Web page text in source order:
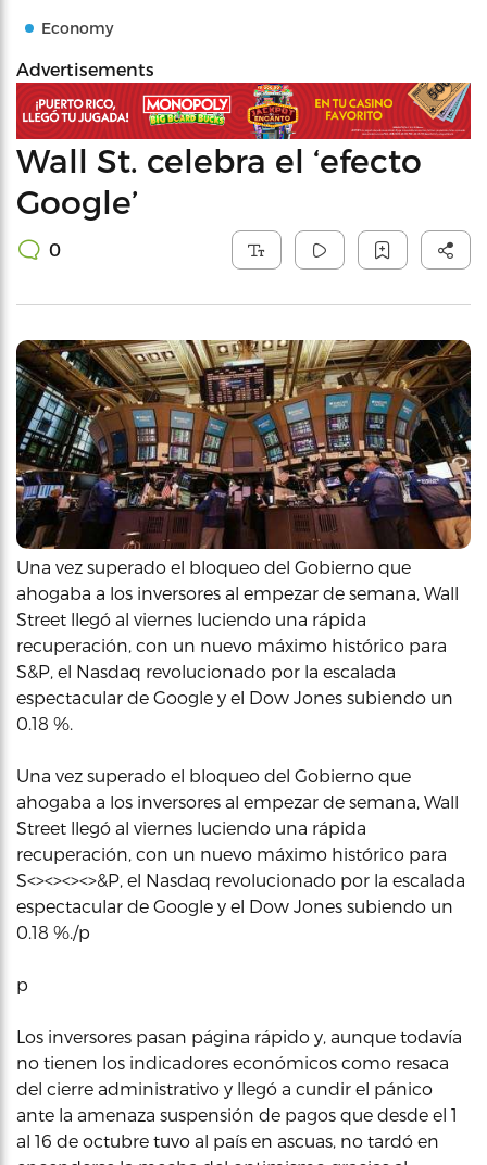
Economy
Advertisements
Wall St. celebra el ‘efecto
Google’
0
Una vez superado el bloqueo del Gobierno que
ahogaba a los inversores al empezar de semana, Wall
Street llegó al viernes luciendo una rápida
recuperación, con un nuevo máximo histórico para
S&P, el Nasdaq revolucionado por la escalada
espectacular de Google y el Dow Jones subiendo un
0.18 %.
Una vez superado el bloqueo del Gobierno que
ahogaba a los inversores al empezar de semana, Wall
Street llegó al viernes luciendo una rápida
recuperación, con un nuevo máximo histórico para
S<><><><>&P, el Nasdaq revolucionado por la escalada
espectacular de Google y el Dow Jones subiendo un
0.18 %./p
p
Los inversores pasan página rápido y, aunque todavía
no tienen los indicadores económicos como resaca
del cierre administrativo y llegó a cundir el pánico
ante la amenaza suspensión de pagos que desde el 1
al 16 de octubre tuvo al país en ascuas, no tardó en